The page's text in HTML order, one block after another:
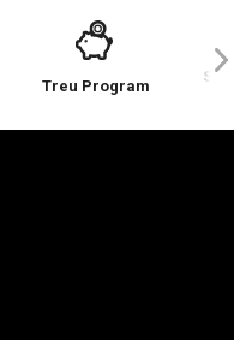
Treu Program
Sie